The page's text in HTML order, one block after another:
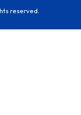
reserved.